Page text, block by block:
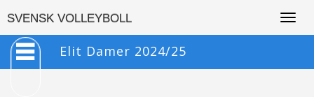
SVENSK VOLLEYBOLL
Elit Damer 2024/25